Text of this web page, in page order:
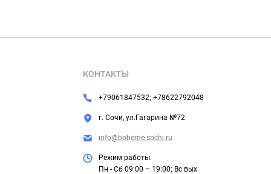
КОНТАКТЫ
+79061847532; +78622792048
г. Сочи, ул.Гагарина №72
info@boheme-sochi.ru
Режим работы:
Пн - Сб 09:00 – 19:00; Вс вых